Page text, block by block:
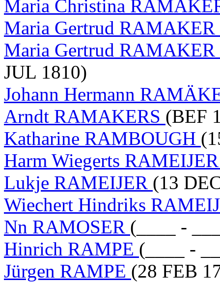
Maria Christina
Maria Gertrud RAMAKER
Maria Gertrud RAMAKER
JUL 1810)
Johann Hermann
Arndt RAMAKERS (BEF
Katharine RAMBOUGH
Harm Wiegerts
Lukje RAMEIJER (13
Wiechert Hindriks
Nn RAMOSER (____ -
Hinrich RAMPE (____ -
Jürgen RAMPE (28 FEB